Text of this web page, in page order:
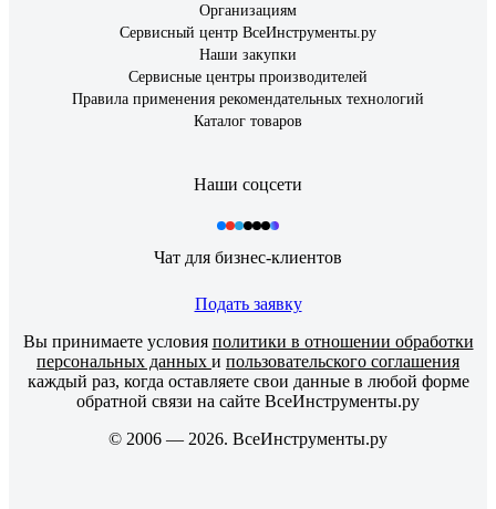
Организациям
Сервисный центр ВсеИнструменты.ру
Наши закупки
Сервисные центры производителей
Правила применения рекомендательных технологий
Каталог товаров
Наши соцсети
Чат для бизнес-клиентов
Подать заявку
Вы принимаете условия политики в отношении обработки
персональных данных и пользовательского соглашения
каждый раз, когда оставляете свои данные в любой форме
обратной связи на сайте ВсеИнструменты.ру
© 2006 — 2026. ВсеИнструменты.ру